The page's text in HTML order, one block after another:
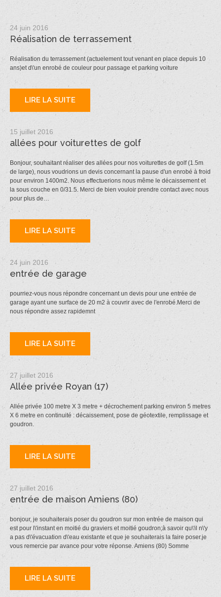
24 juin 2016
Réalisation de terrassement
Réalisation du terrassement (actuelement tout venant en place depuis 10
ans)et d\'un enrobé de couleur pour passage et parking voiture
LIRE LA SUITE
15 juillet 2016
allées pour voiturettes de golf
Bonjour, souhaitant réaliser des allées pour nos voiturettes de golf (1.5m
de large), nous voudrions un devis concernant la pause d'un enrobé à froid
pour environ 1400m2. Nous effectuerions nous même le décaissement et
la sous couche en 0/31.5. Merci de bien vouloir prendre contact avec nous
pour plus de…
LIRE LA SUITE
24 juin 2016
entrée de garage
pourriez-vous nous répondre concernant un devis pour une entrée de
garage ayant une surface de 20 m2 à couvrir avec de l'enrobé.Merci de
nous répondre assez rapidemnt
LIRE LA SUITE
27 juillet 2016
Allée privée Royan (17)
Allée privée 100 metre X 3 metre + décrochement parking environ 5 metres
X 6 metre en continuité : décaissement, pose de géotextile, remplissage et
goudron.
LIRE LA SUITE
27 juillet 2016
entrée de maison Amiens (80)
bonjour, je souhaiterais poser du goudron sur mon entrée de maison qui
est pour l\'instant en moitié du graviers et moitié goudron;à savoir qu\'il n\'y
a pas d\'évacuation d\'eau existante et que je souhaiterais la faire poser.je
vous remercie par avance pour votre réponse. Amiens (80) Somme
LIRE LA SUITE